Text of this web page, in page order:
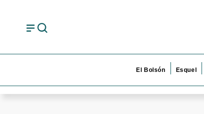
El Bolsón Esquel